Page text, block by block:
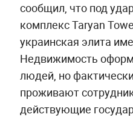
сообщил, что под
комплекс Taryan
украинская элита
Недвижимость
людей, но
проживают
действующие